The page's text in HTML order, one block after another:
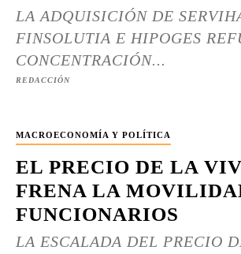
LA ADQUISICIÓN DE
FINSOLUTIA E HIPOGES
CONCENTRACIÓN...
REDACCIÓN
MACROECONOMÍA Y POLÍTICA
EL PRECIO DE LA
FRENA LA
FUNCIONARIOS
LA ESCALADA DEL PRECIO